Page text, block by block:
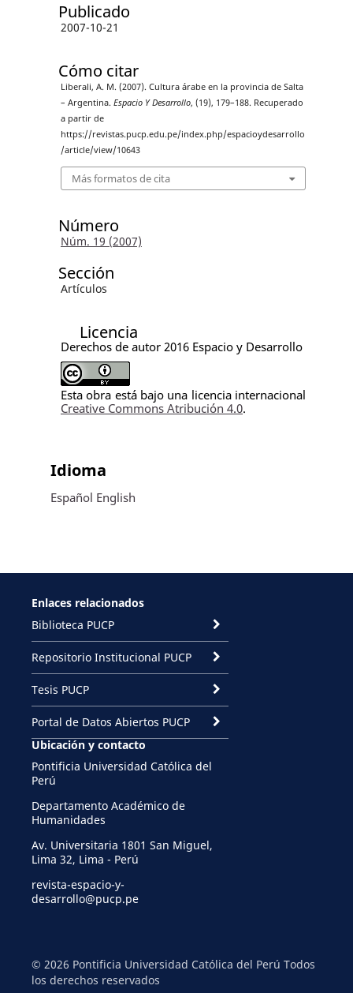
Publicado
2007-10-21
Cómo citar
Liberali, A. M. (2007). Cultura árabe en la provincia de Salta
– Argentina. Espacio Y Desarrollo, (19), 179–188. Recuperado
a partir de
https://revistas.pucp.edu.pe/index.php/espacioydesarrollo
/article/view/10643
Más formatos de cita
Número
Núm. 19 (2007)
Sección
Artículos
Licencia
Derechos de autor 2016 Espacio y Desarrollo
Esta obra está bajo una licencia internacional
Creative Commons Atribución 4.0.
Idioma
Español English
Enlaces relacionados
Biblioteca PUCP
Repositorio Institucional PUCP
Tesis PUCP
Portal de Datos Abiertos PUCP
Ubicación y contacto
Pontificia Universidad Católica del
Perú
Departamento Académico de
Humanidades
Av. Universitaria 1801 San Miguel,
Lima 32, Lima - Perú
revista-espacio-y-
desarrollo@pucp.pe
© 2026 Pontificia Universidad Católica del Perú Todos
los derechos reservados